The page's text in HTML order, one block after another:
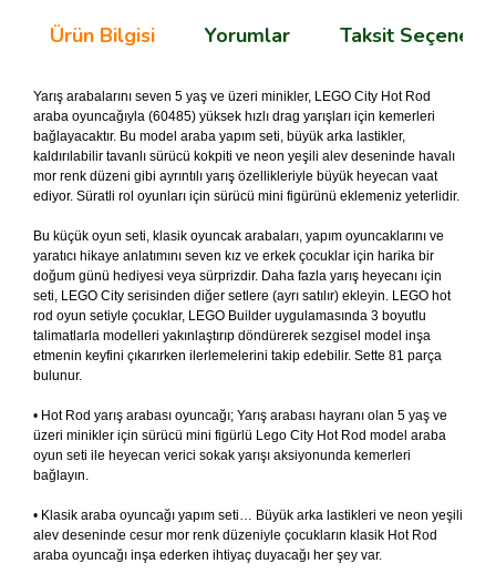
Ürün Bilgisi Yorumlar Taksit
Yarış arabalarını seven 5 yaş ve üzeri minikler, LEGO City Hot Rod
araba oyuncağıyla (60485) yüksek hızlı drag yarışları için kemerleri
bağlayacaktır. Bu model araba yapım seti, büyük arka lastikler,
kaldırılabilir tavanlı sürücü kokpiti ve neon yeşili alev deseninde havalı
mor renk düzeni gibi ayrıntılı yarış özellikleriyle büyük heyecan vaat
ediyor. Süratli rol oyunları için sürücü mini figürünü eklemeniz yeterlidir.
Bu küçük oyun seti, klasik oyuncak arabaları, yapım oyuncaklarını ve
yaratıcı hikaye anlatımını seven kız ve erkek çocuklar için harika bir
doğum günü hediyesi veya sürprizdir. Daha fazla yarış heyecanı için
seti, LEGO City serisinden diğer setlere (ayrı satılır) ekleyin. LEGO hot
rod oyun setiyle çocuklar, LEGO Builder uygulamasında 3 boyutlu
talimatlarla modelleri yakınlaştırıp döndürerek sezgisel model inşa
etmenin keyfini çıkarırken ilerlemelerini takip edebilir. Sette 81 parça
bulunur.
• Hot Rod yarış arabası oyuncağı; Yarış arabası hayranı olan 5 yaş ve
üzeri minikler için sürücü mini figürlü Lego City Hot Rod model araba
oyun seti ile heyecan verici sokak yarışı aksiyonunda kemerleri
bağlayın.
• Klasik araba oyuncağı yapım seti… Büyük arka lastikleri ve neon yeşili
alev deseninde cesur mor renk düzeniyle çocukların klasik Hot Rod
araba oyuncağı inşa ederken ihtiyaç duyacağı her şey var.